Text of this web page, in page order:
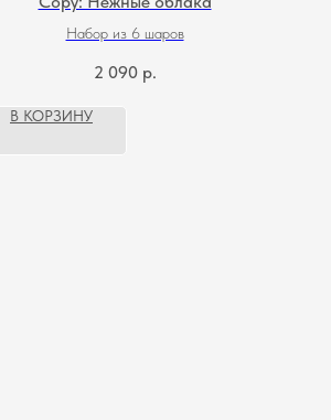
Набор из 6 шаров
2 090 р.
В КОРЗИНУ